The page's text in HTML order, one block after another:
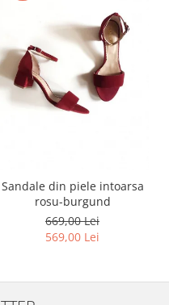
Sandale din piele intoarsa
rosu-burgund
669,00 Lei
569,00 Lei